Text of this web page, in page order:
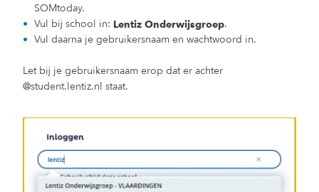
SOMtoday.
Vul bij school in: Lentiz Onderwijsgroep.
Vul daarna je gebruikersnaam en wachtwoord in.
Let bij je gebruikersnaam erop dat er achter
@student.lentiz.nl staat.